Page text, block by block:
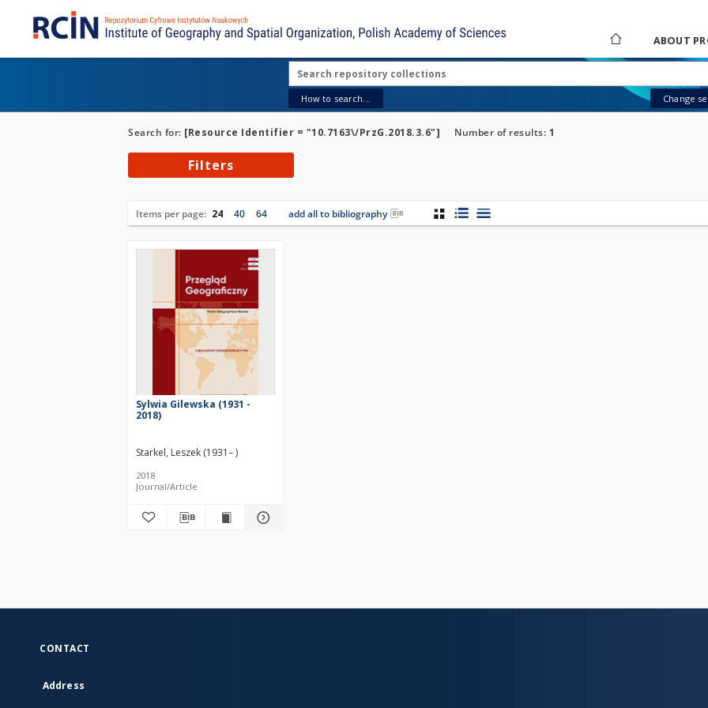
ABOUT
How to search... Change
Search for: [Resource Identifier = "10.7163\/PrzG.2018.3.6"] Number of results: 1
Filters
Items per page: 24 40 64 add all to bibliography
Sylwia Gilewska (1931 -
2018)
Starkel, Leszek (1931– )
2018
Journal/Article
CONTACT
Address